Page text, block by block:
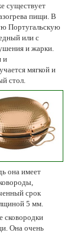
существует
пищи. В
Португальскую
или с
и жарки.
и
мягкой и
стол.
она имеет
срок
5 мм.
сковородки
Она очень